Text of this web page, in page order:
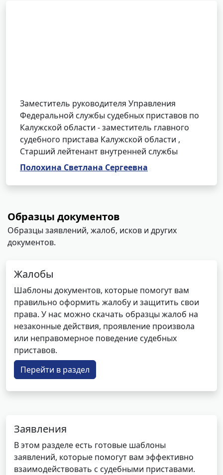
Заместитель руководителя Управления
Федеральной службы судебных приставов по
Калужской области - заместитель главного
судебного пристава Калужской области ,
Cтарший лейтенант внутренней службы
Полохина Светлана Сергеевна
Образцы документов
Образцы заявлений, жалоб, исков и других
документов.
Жалобы
Шаблоны документов, которые помогут вам
правильно оформить жалобу и защитить свои
права. У нас можно скачать образцы жалоб на
незаконные действия, проявление произвола
или неправомерное поведение судебных
приставов.
Перейти в раздел
Заявления
В этом разделе есть готовые шаблоны
заявлений, которые помогут вам эффективно
взаимодействовать с судебными приставами.